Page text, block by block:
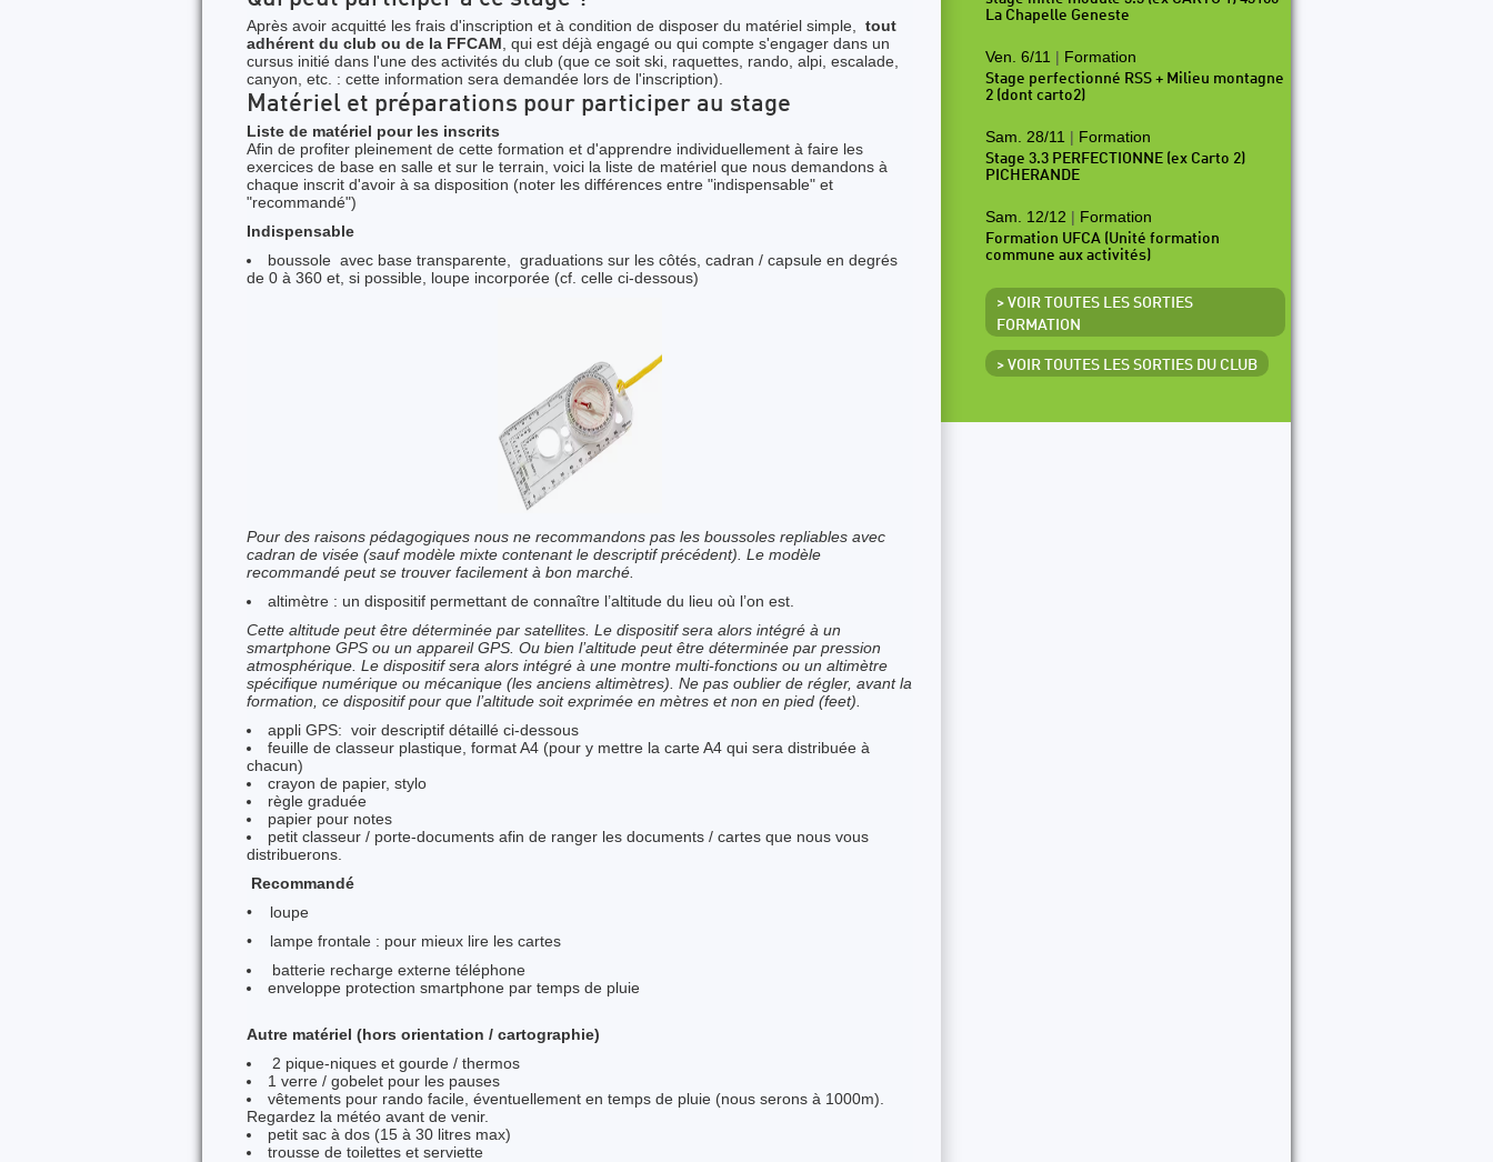
Après avoir acquitté les frais d'inscription et à condition de disposer du matériel simple,
tout
adhérent du club ou de la FFCAM , qui est déjà engagé ou qui compte s'engager dans un
cursus initié dans l'une des activités du club (que ce soit ski, raquettes, rando, alpi, escalade,
canyon, etc. : cette information sera demandée lors de l'inscription).
Matériel et préparations pour participer au stage
Liste de matériel pour les inscrits
Afin de profiter pleinement de cette formation et d'apprendre individuellement à faire les
exercices de base en salle et sur le terrain, voici la liste de matériel que nous demandons à
chaque inscrit d'avoir à sa disposition (noter les différences entre "indispensable" et
"recommandé")
Indispensable
boussole avec base transparente, graduations sur les côtés, cadran / capsule en degrés
de 0 à 360 et, si possible, loupe incorporée (cf. celle ci-dessous)
Pour des raisons pédagogiques nous ne recommandons pas les boussoles repliables avec
cadran de visée (sauf modèle mixte contenant le descriptif précédent). Le modèle
recommandé peut se trouver facilement à bon marché.
altimètre : un dispositif permettant de connaître l’altitude du lieu où l’on est.
Cette altitude peut être déterminée par satellites. Le dispositif sera alors intégré à un
smartphone GPS ou un appareil GPS. Ou bien l’altitude peut être déterminée par pression
atmosphérique. Le dispositif sera alors intégré à une montre multi-fonctions ou un altimètre
spécifique numérique ou mécanique (les anciens altimètres). Ne pas oublier de régler, avant la
formation, ce dispositif pour que l’altitude soit exprimée en mètres et non en pied (feet).
appli GPS: voir descriptif détaillé ci-dessous
feuille de classeur plastique, format A4 (pour y mettre la carte A4 qui sera distribuée à
chacun)
crayon de papier, stylo
règle graduée
papier pour notes
petit classeur / porte-documents afin de ranger les documents / cartes que nous vous
distribuerons.
Recommandé
• loupe
• lampe frontale : pour mieux lire les cartes
batterie recharge externe téléphone
enveloppe protection smartphone par temps de pluie
Autre matériel (hors orientation / cartographie)
2 pique-niques et gourde / thermos
1 verre / gobelet pour les pauses
vêtements pour rando facile, éventuellement en temps de pluie (nous serons à 1000m).
Regardez la météo avant de venir.
petit sac à dos (15 à 30 litres max)
trousse de toilettes et serviette
La Chapelle Geneste
Ven. 6/11 | Formation
Stage perfectionné RSS + Milieu montagne
2 (dont carto2)
Sam. 28/11 | Formation
Stage 3.3 PERFECTIONNE (ex Carto 2)
PICHERANDE
Sam. 12/12 | Formation
Formation UFCA (Unité formation
commune aux activités)
> VOIR TOUTES LES SORTIES
FORMATION
> VOIR TOUTES LES SORTIES DU CLUB